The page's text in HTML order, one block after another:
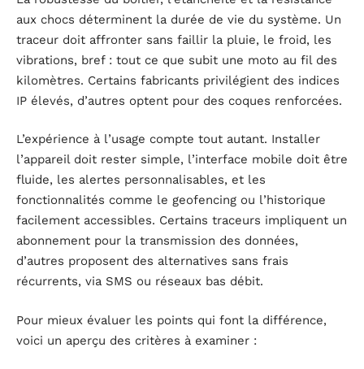
aux chocs déterminent la durée de vie du système. Un
traceur doit affronter sans faillir la pluie, le froid, les
vibrations, bref : tout ce que subit une moto au fil des
kilomètres. Certains fabricants privilégient des indices
IP élevés, d’autres optent pour des coques renforcées.
L’expérience à l’usage compte tout autant. Installer
l’appareil doit rester simple, l’interface mobile doit être
fluide, les alertes personnalisables, et les
fonctionnalités comme le geofencing ou l’historique
facilement accessibles. Certains traceurs impliquent un
abonnement pour la transmission des données,
d’autres proposent des alternatives sans frais
récurrents, via SMS ou réseaux bas débit.
Pour mieux évaluer les points qui font la différence,
voici un aperçu des critères à examiner :